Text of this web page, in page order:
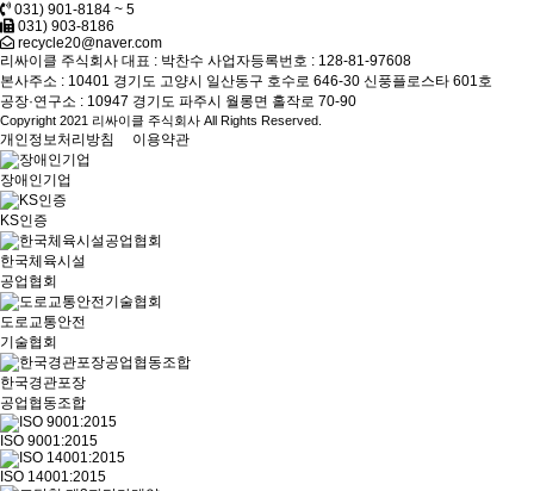
031) 901-8184 ~ 5
031) 903-8186
recycle20@naver.com
리싸이클 주식회사 대표 : 박찬수 사업자등록번호 : 128-81-97608
본사주소 : 10401 경기도 고양시 일산동구 호수로 646-30 신풍플로스타 601호
공장·연구소 : 10947 경기도 파주시 월롱면 홀작로 70-90
Copyright 2021 리싸이클 주식회사 All Rights Reserved.
개인정보처리방침 이용약관
장애인기업
KS인증
한국체육시설
공업협회
도로교통안전
기술협회
한국경관포장
공업협동조합
ISO 9001:2015
ISO 14001:2015